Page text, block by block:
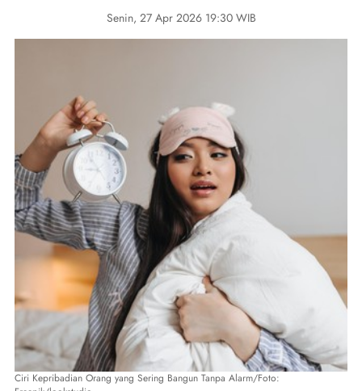
Senin, 27 Apr 2026 19:30 WIB
Ciri Kepribadian Orang yang Sering Bangun Tanpa Alarm/Foto: